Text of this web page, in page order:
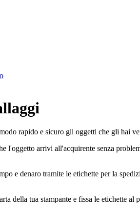
rapido e sicuro gli oggetti che gli hai
l'oggetto arrivi all'acquirente senza
e denaro tramite le etichette per la
della tua stampante e fissa le etichette al